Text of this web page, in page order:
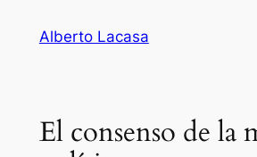
Alberto Lacasa
El consenso de la